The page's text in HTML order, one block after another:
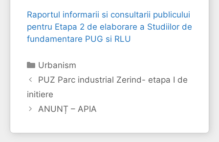
Raportul informarii si consultarii publicului
pentru Etapa 2 de elaborare a Studiilor de
fundamentare PUG si RLU
Categorii
Urbanism
PUZ Parc industrial Zerind- etapa I de
initiere
ANUNȚ – APIA